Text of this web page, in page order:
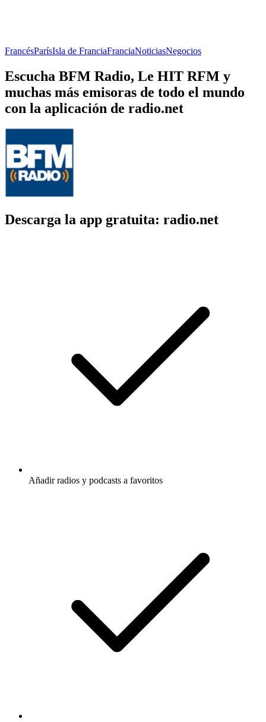
FrancésParísIsla de FranciaFranciaNoticiasNegocios
Escucha BFM Radio, Le HIT RFM y
muchas más emisoras de todo el mundo
con la aplicación de radio.net
Descarga la app gratuita: radio.net
Añadir radios y podcasts a favoritos